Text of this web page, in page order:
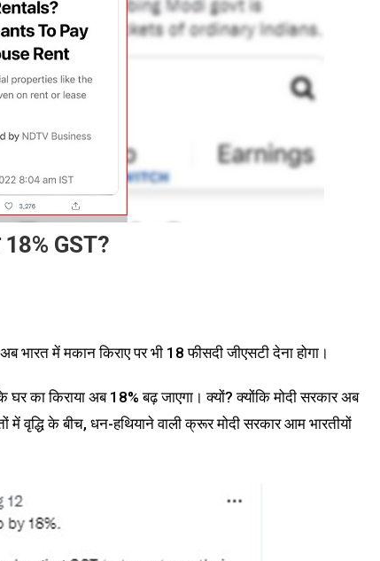
18% GST?
भारत में मकान किराए पर भी 18 फीसदी जीएसटी देना होगा।
किराया अब 18% बढ़ जाएगा। क्यों? क्योंकि मोदी सरकार अब
वृद्धि के बीच, धन-हथियाने वाली क्रूर मोदी सरकार आम भारतीयों